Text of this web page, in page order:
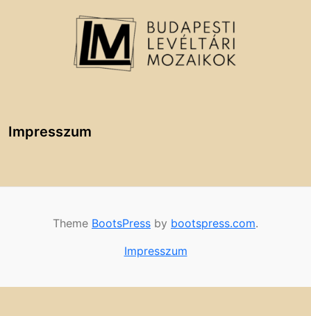
Impresszum
Theme BootsPress by bootspress.com.
Impresszum